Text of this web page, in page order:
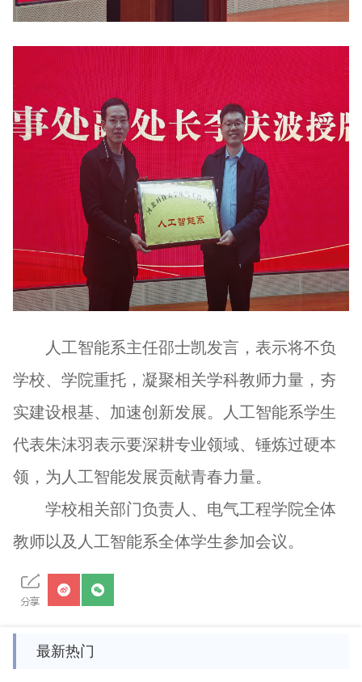
人工智能系主任邵士凯发言，表示将不负
学校、学院重托，凝聚相关学科教师力量，夯
实建设根基、加速创新发展。人工智能系学生
代表朱沫羽表示要深耕专业领域、锤炼过硬本
领，为人工智能发展贡献青春力量。
学校相关部门负责人、电气工程学院全体
教师以及人工智能系全体学生参加会议。
最新热门